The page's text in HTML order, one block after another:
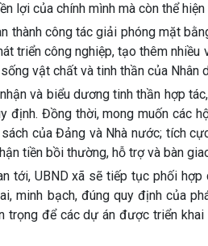
lợi của chính mình mà còn thể
thành công tác giải phóng mặt
triển công nghiệp, tạo thêm
vật chất và tinh thần của Nhân
và biểu dương tinh thần hợp
định. Đồng thời, mong muốn các
của Đảng và Nhà nước; tích
tiền bồi thường, hỗ trợ và bàn
tới, UBND xã sẽ tiếp tục phối
minh bạch, đúng quy định của
trọng để các dự án được triển